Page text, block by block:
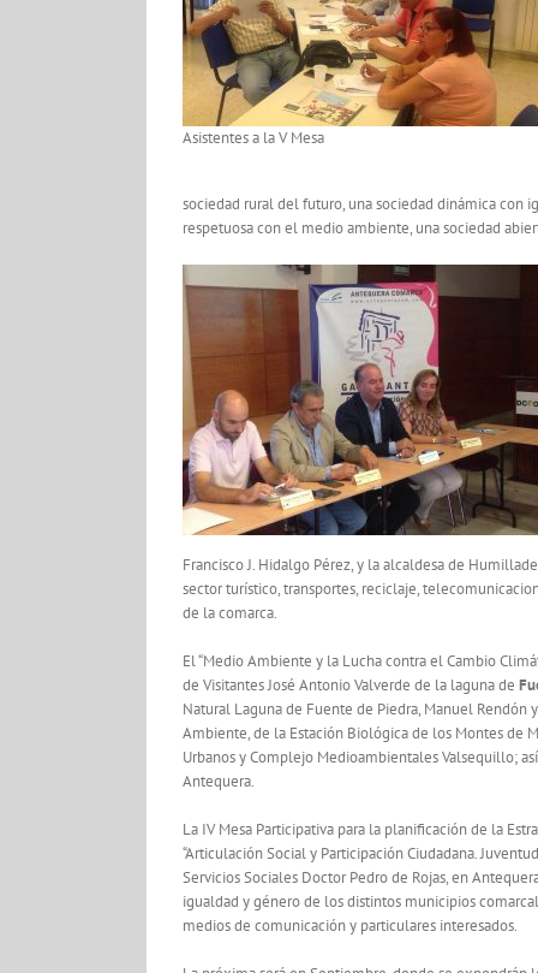
Asistentes a la V Mesa
sociedad rural del futuro, una sociedad dinámica con
respetuosa con el medio ambiente, una sociedad
Francisco J. Hidalgo Pérez, y la alcaldesa de
sector turístico, transportes, reciclaje,
de la comarca.
El “Medio Ambiente y la Lucha contra el Cambio
de Visitantes José Antonio Valverde de la laguna de
Natural Laguna de Fuente de Piedra, Manuel
Ambiente, de la Estación Biológica de los Montes de
Urbanos y Complejo Medioambientales Valsequillo;
Antequera.
La IV Mesa Participativa para la planificación de la
“Articulación Social y Participación Ciudadana.
Servicios Sociales Doctor Pedro de Rojas, en
igualdad y género de los distintos municipios
medios de comunicación y particulares interesados.